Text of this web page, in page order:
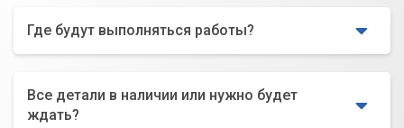
Где будут выполняться работы?
Все детали в наличии или нужно будет
ждать?